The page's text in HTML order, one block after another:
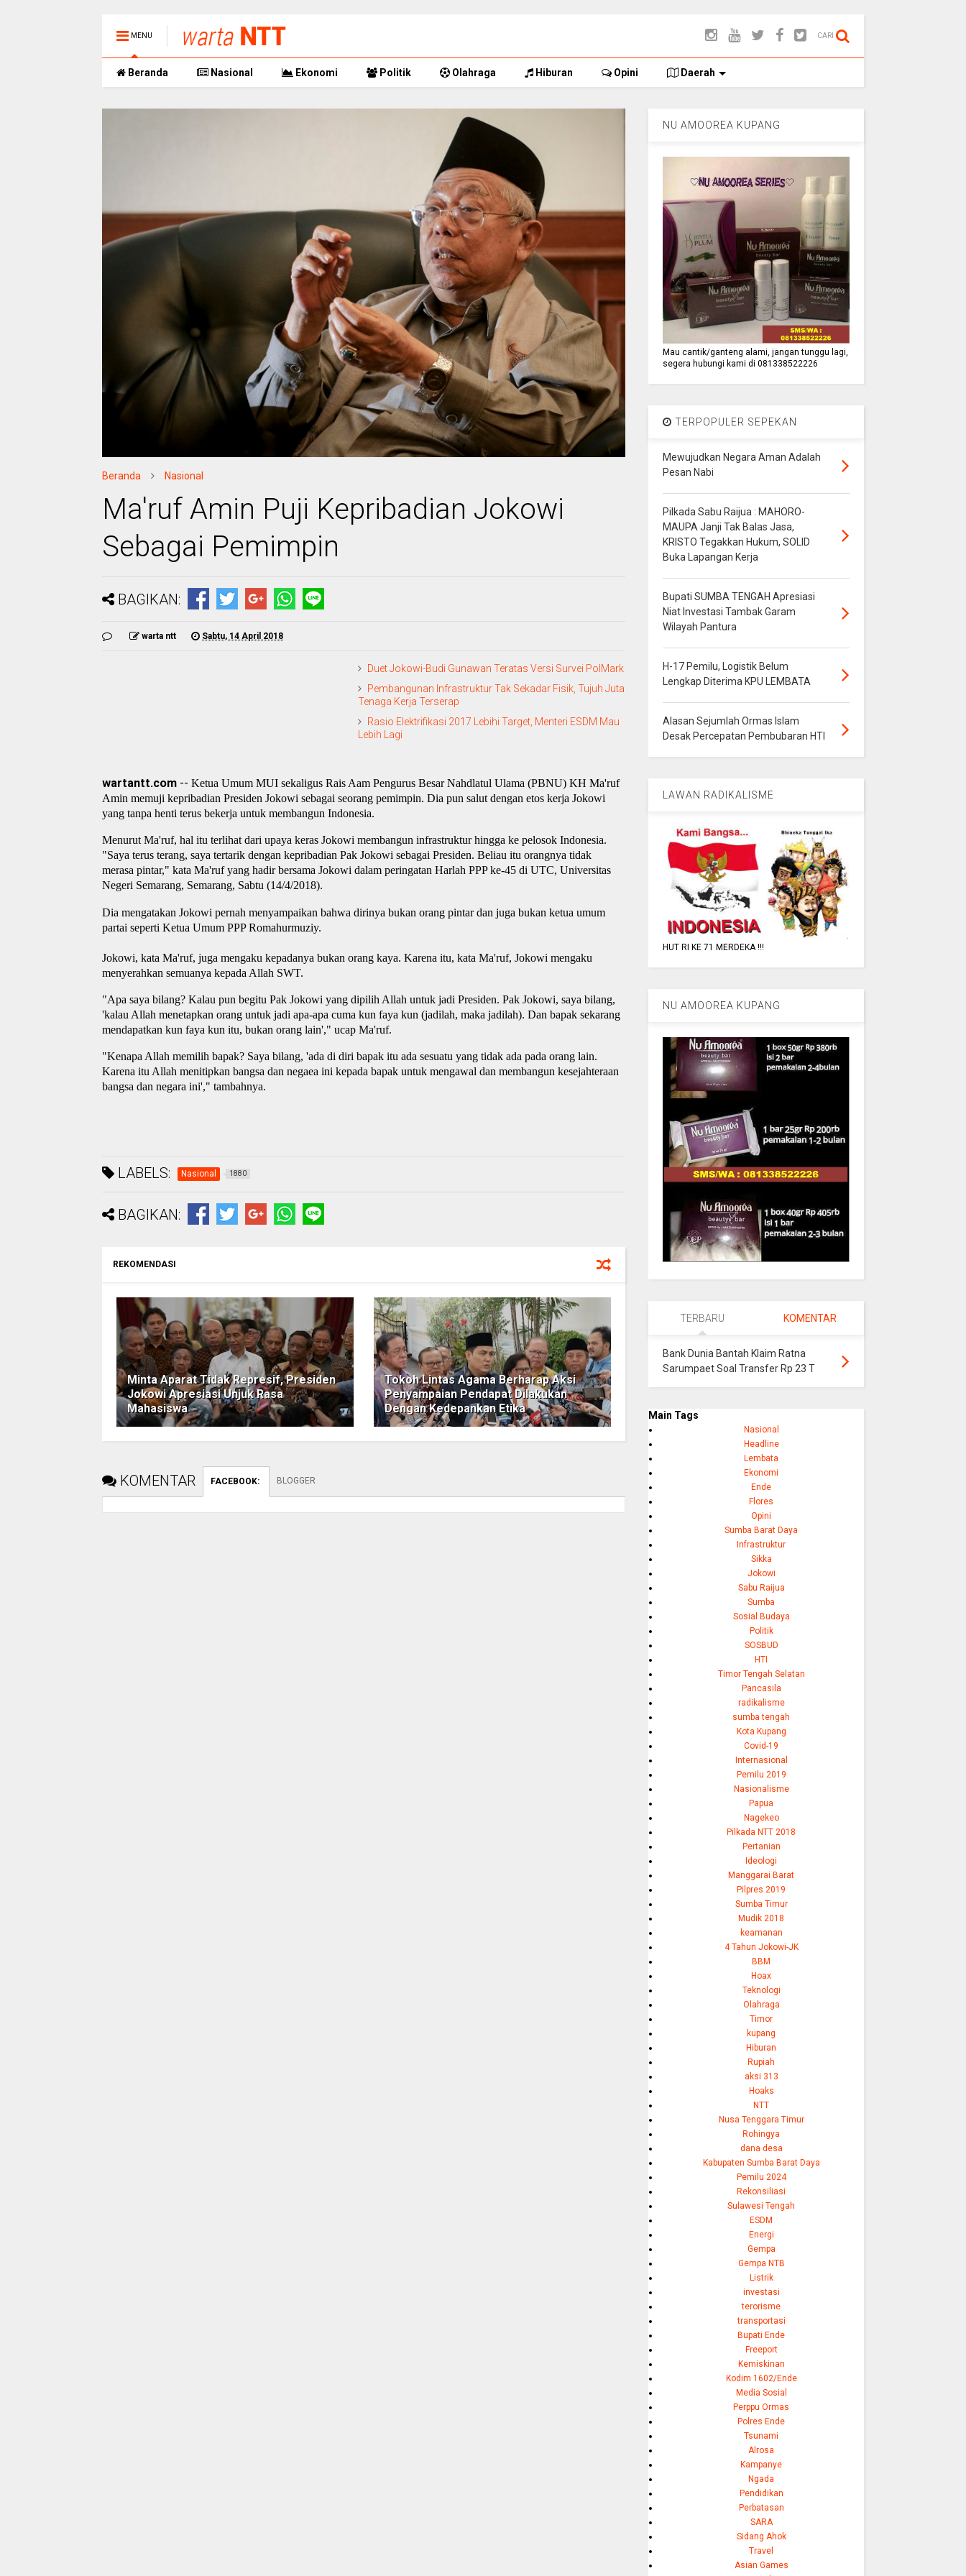
MENU CARI
Beranda Nasional Ekonomi Politik Olahraga Hiburan Opini Daerah
Beranda Nasional
Ma'ruf Amin Puji Kepribadian Jokowi
Sebagai Pemimpin
BAGIKAN:
warta ntt Sabtu, 14 April 2018
Duet Jokowi-Budi Gunawan Teratas Versi Survei PolMark
Pembangunan Infrastruktur Tak Sekadar Fisik, Tujuh Juta
Tenaga Kerja Terserap
Rasio Elektrifikasi 2017 Lebihi Target, Menteri ESDM Mau
Lebih Lagi
wartantt.com -- Ketua Umum MUI sekaligus Rais Aam Pengurus Besar Nahdlatul Ulama (PBNU) KH Ma'ruf
Amin memuji kepribadian Presiden Jokowi sebagai seorang pemimpin. Dia pun salut dengan etos kerja Jokowi
yang tanpa henti terus bekerja untuk membangun Indonesia.
Menurut Ma'ruf, hal itu terlihat dari upaya keras Jokowi membangun infrastruktur hingga ke pelosok Indonesia.
"Saya terus terang, saya tertarik dengan kepribadian Pak Jokowi sebagai Presiden. Beliau itu orangnya tidak
merasa pintar," kata Ma'ruf yang hadir bersama Jokowi dalam peringatan Harlah PPP ke-45 di UTC, Universitas
Negeri Semarang, Semarang, Sabtu (14/4/2018).
Dia mengatakan Jokowi pernah menyampaikan bahwa dirinya bukan orang pintar dan juga bukan ketua umum
partai seperti Ketua Umum PPP Romahurmuziy.
Jokowi, kata Ma'ruf, juga mengaku kepadanya bukan orang kaya. Karena itu, kata Ma'ruf, Jokowi mengaku
menyerahkan semuanya kepada Allah SWT.
"Apa saya bilang? Kalau pun begitu Pak Jokowi yang dipilih Allah untuk jadi Presiden. Pak Jokowi, saya bilang,
'kalau Allah menetapkan orang untuk jadi apa-apa cuma kun faya kun (jadilah, maka jadilah). Dan bapak sekarang
mendapatkan kun faya kun itu, bukan orang lain'," ucap Ma'ruf.
"Kenapa Allah memilih bapak? Saya bilang, 'ada di diri bapak itu ada sesuatu yang tidak ada pada orang lain.
Karena itu Allah menitipkan bangsa dan negaea ini kepada bapak untuk mengawal dan membangun kesejahteraan
bangsa dan negara ini'," tambahnya.
LABELS: Nasional 1880
BAGIKAN:
REKOMENDASI
Minta Aparat Tidak Represif, Presiden
Jokowi Apresiasi Unjuk Rasa
Mahasiswa
Tokoh Lintas Agama Berharap Aksi
Penyampaian Pendapat Dilakukan
Dengan Kedepankan Etika
KOMENTAR FACEBOOK: BLOGGER
NU AMOOREA KUPANG
Mau cantik/ganteng alami, jangan tunggu lagi,
segera hubungi kami di 081338522226
TERPOPULER SEPEKAN
Mewujudkan Negara Aman Adalah
Pesan Nabi
Pilkada Sabu Raijua : MAHORO-
MAUPA Janji Tak Balas Jasa,
KRISTO Tegakkan Hukum, SOLID
Buka Lapangan Kerja
Bupati SUMBA TENGAH Apresiasi
Niat Investasi Tambak Garam
Wilayah Pantura
H-17 Pemilu, Logistik Belum
Lengkap Diterima KPU LEMBATA
Alasan Sejumlah Ormas Islam
Desak Percepatan Pembubaran HTI
LAWAN RADIKALISME
HUT RI KE 71 MERDEKA !!!
NU AMOOREA KUPANG
TERBARU KOMENTAR
Bank Dunia Bantah Klaim Ratna
Sarumpaet Soal Transfer Rp 23 T
Main Tags
Nasional
Headline
Lembata
Ekonomi
Ende
Flores
Opini
Sumba Barat Daya
Infrastruktur
Sikka
Jokowi
Sabu Raijua
Sumba
Sosial Budaya
Politik
SOSBUD
HTI
Timor Tengah Selatan
Pancasila
radikalisme
sumba tengah
Kota Kupang
Covid-19
Internasional
Pemilu 2019
Nasionalisme
Papua
Nagekeo
Pilkada NTT 2018
Pertanian
Ideologi
Manggarai Barat
Pilpres 2019
Sumba Timur
Mudik 2018
keamanan
4 Tahun Jokowi-JK
BBM
Hoax
Teknologi
Olahraga
Timor
kupang
Hiburan
Rupiah
aksi 313
Hoaks
NTT
Nusa Tenggara Timur
Rohingya
dana desa
Kabupaten Sumba Barat Daya
Pemilu 2024
Rekonsiliasi
Sulawesi Tengah
ESDM
Energi
Gempa
Gempa NTB
Listrik
investasi
terorisme
transportasi
Bupati Ende
Freeport
Kemiskinan
Kodim 1602/Ende
Media Sosial
Perppu Ormas
Polres Ende
Tsunami
Alrosa
Kampanye
Ngada
Pendidikan
Perbatasan
SARA
Sidang Ahok
Travel
Asian Games